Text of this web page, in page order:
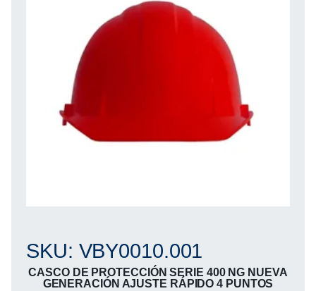
SKU: VBY0010.001
CASCO DE PROTECCIÓN SERIE 400 NG NUEVA
GENERACIÓN AJUSTE RÁPIDO 4 PUNTOS